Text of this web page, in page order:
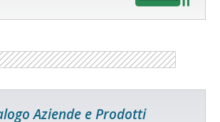
Aziende e Prodotti